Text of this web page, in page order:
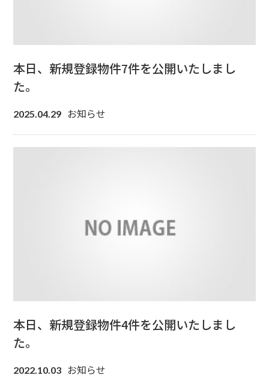
本日、新規登録物件7件を公開いたしまし
た。
2025.04.29 お知らせ
本日、新規登録物件4件を公開いたしまし
た。
2022.10.03 お知らせ